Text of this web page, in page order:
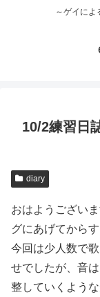
～ゲイによ
10/2練習日
diary
おはようござい
グにあげてから
今回は少人数で
せでしたが、音
整していくよう